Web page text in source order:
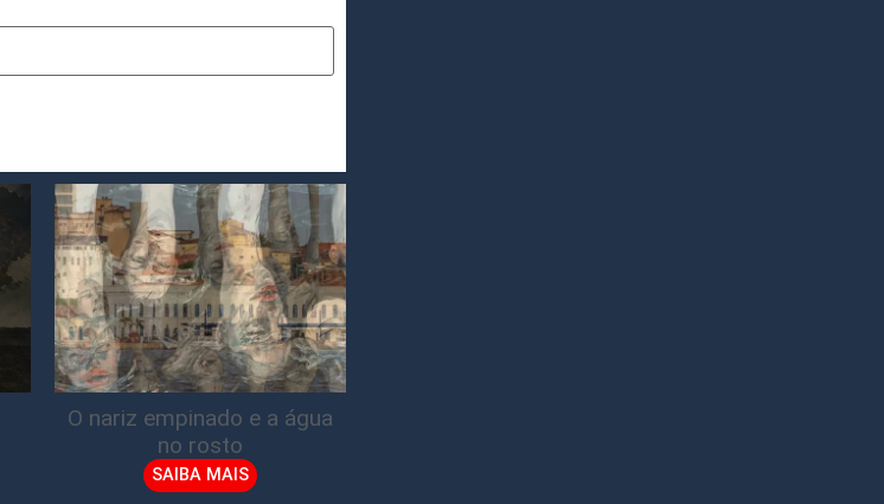
O nariz empinado e a água
no rosto
SAIBA MAIS